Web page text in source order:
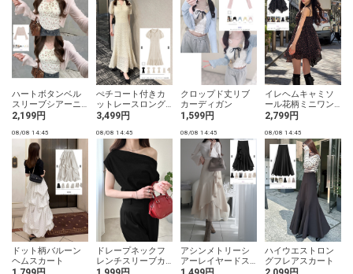
ハートボタンベル
スリーブシアーニ
ットカーディガン
2,199円
ぺチコート付きカ
ットレースロング
ワンピース
3,499円
クロップド丈リブ
カーディガン
1,599円
イレヘムキャミソ
ール花柄ミニワン
ピース
2,799円
08/08 14:45
ドット柄バルーン
ヘムスカート
08/08 14:45
ドレープネックフ
レンチスリーブカ
ットソー
08/08 14:45
アシンメトリーシ
アーレイヤードス
カート
08/08 14:45
ハイウエストロン
グフレアスカート